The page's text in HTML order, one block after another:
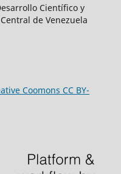
Científico y
de Venezuela
Coomons CC BY-